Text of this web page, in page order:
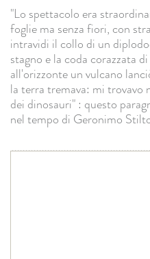
"Lo spettacolo era
foglie ma senza fiori, con
intravidi il collo di un
stagno e la coda corazzata
all'orizzonte un vulcano
la terra tremava: mi trovavo
dei dinosauri" : questo
nel tempo di Geronimo